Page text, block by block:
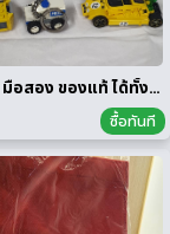
Lego City มือสอง ของแท้ ได้ทั้งหมดตามรูป
ซื้อทันที